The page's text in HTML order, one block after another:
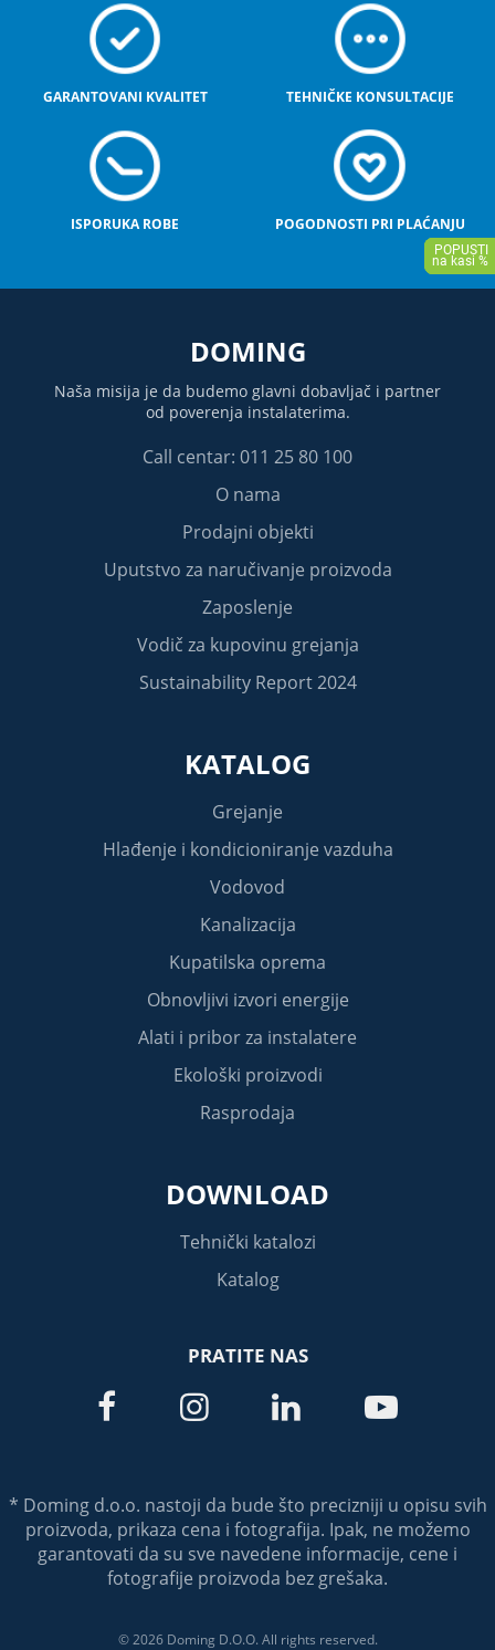
GARANTOVANI KVALITET TEHNIČKE KONSULTACIJE
ISPORUKA ROBE POGODNOSTI PRI PLAĆANJU
DOMING
Naša misija je da budemo glavni dobavljač i partner
od poverenja instalaterima.
Call centar: 011 25 80 100
O nama
Prodajni objekti
Uputstvo za naručivanje proizvoda
Zaposlenje
Vodič za kupovinu grejanja
Sustainability Report 2024
KATALOG
Grejanje
Hlađenje i kondicioniranje vazduha
Vodovod
Kanalizacija
Kupatilska oprema
Obnovljivi izvori energije
Alati i pribor za instalatere
Ekološki proizvodi
Rasprodaja
DOWNLOAD
Tehnički katalozi
Katalog
PRATITE NAS
   
* Doming d.o.o. nastoji da bude što precizniji u opisu svih
proizvoda, prikaza cena i fotografija. Ipak, ne možemo
garantovati da su sve navedene informacije, cene i
fotografije proizvoda bez grešaka.
© 2026 Doming D.O.O. All rights reserved.